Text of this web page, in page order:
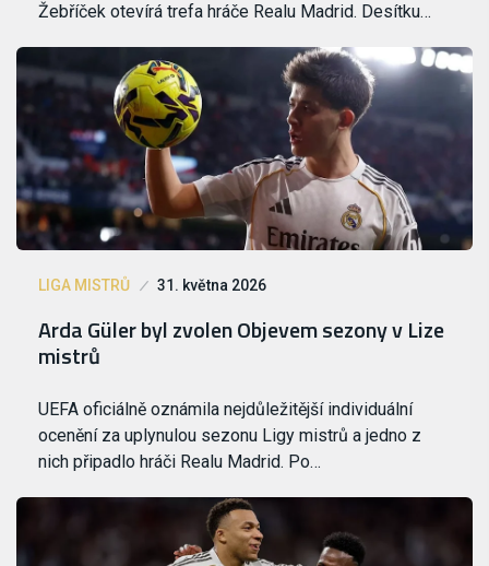
Žebříček otevírá trefa hráče Realu Madrid. Desítku…
LIGA MISTRŮ 31. května 2026
Arda Güler byl zvolen Objevem sezony v Lize
mistrů
UEFA oficiálně oznámila nejdůležitější individuální
ocenění za uplynulou sezonu Ligy mistrů a jedno z
nich připadlo hráči Realu Madrid. Po…